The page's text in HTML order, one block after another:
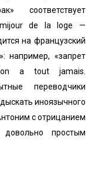
соответствует
de la loge —
на французский
например, «запрет
a tout jamais.
переводчики
иноязычного
с отрицанием
простым